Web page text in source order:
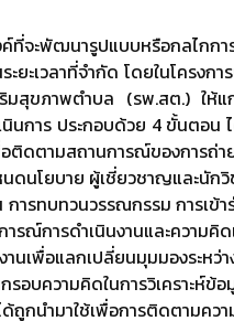
ค์ที่จะพัฒนารูปแบบหรือกลไ
ะยะเวลาที่จำกัด โดยในโครง
ริมสุขภาพตำบล (รพ.สต.) ให้
นินการ ประกอบด้วย 4 ขั้นตอ
ติดตามสถานการณ์ของการถ่
ดนโยบาย ผู้เชี่ยวชาญและนัก
ารทบทวนวรรณกรรม การเข้
รณ์การดำเนินงานและความ
านเพื่อแลกเปลี่ยนมุมมองระ
กรอบความคิดในการวิเครา
ถูกนำมาใช้เพื่อการติดตามค